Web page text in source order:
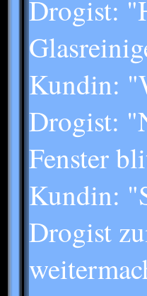
Drogist:
Kundin:
Drogist:
Fenster
Kundin:
Drogist